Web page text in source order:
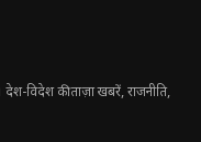
विदेश की ताज़ा खबरें, राजनीति,